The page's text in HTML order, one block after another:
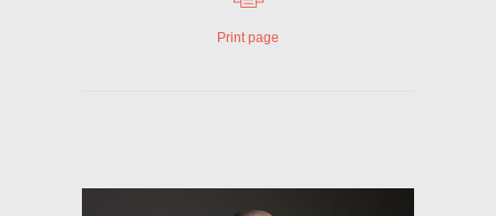
Print page